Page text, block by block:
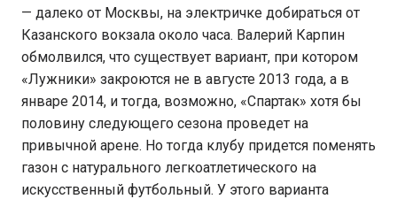
— далеко от Москвы, на электричке добираться от
Казанского вокзала около часа. Валерий Карпин
обмолвился, что существует вариант, при котором
«Лужники» закроются не в августе 2013 года, а в
январе 2014, и тогда, возможно, «Спартак» хотя бы
половину следующего сезона проведет на
привычной арене. Но тогда клубу придется поменять
газон с натурального легкоатлетического на
искусственный футбольный. У этого варианта